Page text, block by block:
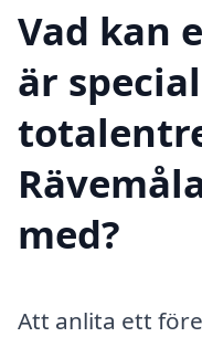
Vad kan
är
med?
Att anlita ett